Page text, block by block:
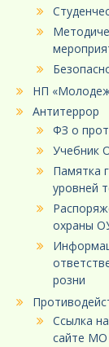
НП
Антитеррор
ФЗ о
Учебник
Памятка
уровней
охраны
розни
Ссылка
сайте МО